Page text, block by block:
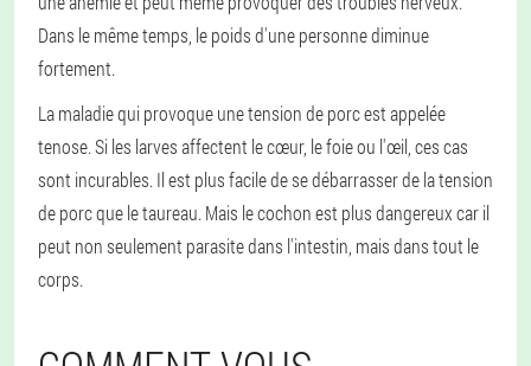
Dans le même temps, le poids d'une personne diminue
fortement.
La maladie qui provoque une tension de porc est appelée
tenose. Si les larves affectent le cœur, le foie ou l'œil, ces cas
sont incurables. Il est plus facile de se débarrasser de la tension
de porc que le taureau. Mais le cochon est plus dangereux car il
peut non seulement parasite dans l'intestin, mais dans tout le
corps.